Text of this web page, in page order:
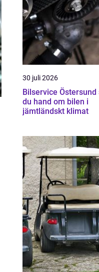
30 juli 2026
Bilservice Östersund så tar
du hand om bilen i
jämtländskt klimat